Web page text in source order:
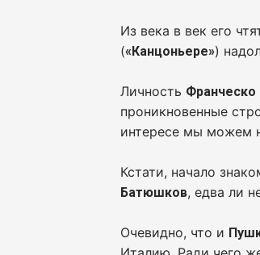
Из века в век его
(«Канцоньере»)
Личность Франческо
проникновенные
интересе мы можем
Кстати, начало
Батюшков, едва ли
Очевидно, что и